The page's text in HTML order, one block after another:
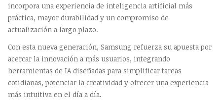
incorpora una experiencia de inteligencia artificial más
práctica, mayor durabilidad y un compromiso de
actualización a largo plazo.
Con esta nueva generación, Samsung refuerza su apuesta por
acercar la innovación a más usuarios, integrando
herramientas de IA diseñadas para simplificar tareas
cotidianas, potenciar la creatividad y ofrecer una experiencia
más intuitiva en el día a día.